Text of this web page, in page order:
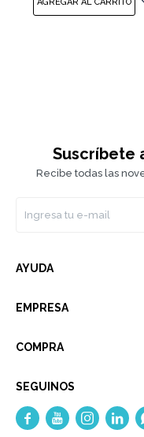
Suscríbete
Recibe todas las
AYUDA
EMPRESA
COMPRA
SEGUINOS
   